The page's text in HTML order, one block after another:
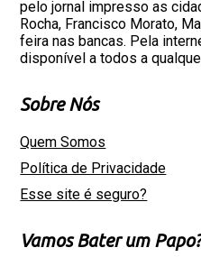
pelo jornal impresso as
Rocha, Francisco Morato,
feira nas bancas. Pela
disponível a todos a
Sobre Nós
Quem Somos
Política de Privacidade
Esse site é seguro?
Vamos Bater um